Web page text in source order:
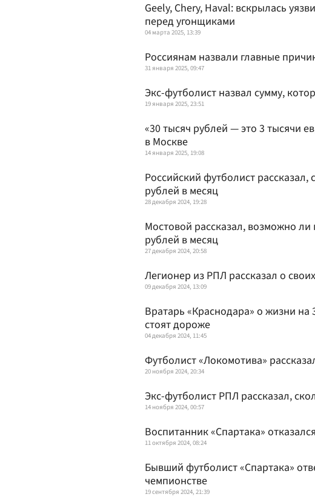
Geely, Chery, Haval: вскрылась
перед угонщиками
04 марта 2025, 13:39
Россиянам назвали главные
31 января 2025, 09:47
Экс-футболист назвал сумму,
19 января 2025, 23:51
«30 тысяч рублей — это 3 тысячи
в Москве
14 января 2025, 19:08
Российский футболист
рублей в месяц
28 декабря 2024, 19:28
Мостовой рассказал, возможно
рублей в месяц
27 декабря 2024, 20:58
Легионер из РПЛ рассказал о
09 декабря 2024, 13:09
Вратарь «Краснодара» о жизни на
стоят дороже
04 декабря 2024, 11:45
Футболист «Локомотива»
20 ноября 2024, 20:34
Экс-футболист РПЛ рассказал,
14 ноября 2024, 00:57
Воспитанник «Спартака»
11 октября 2024, 08:24
Бывший футболист «Спартака»
чемпионстве
19 сентября 2024, 21:39